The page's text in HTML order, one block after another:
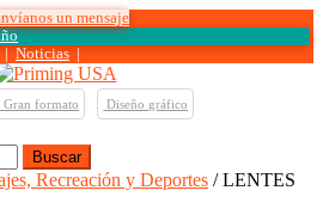
un mensaje
Noticias
Gran formato Diseño gráfico
Recreación y Deportes / LENTES